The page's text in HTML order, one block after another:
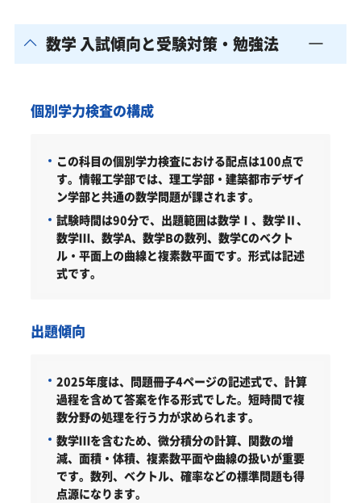
数学 入試傾向と受験対策・勉強法
個別学力検査の構成
この科目の個別学力検査における配点は100点で
す。情報工学部では、理工学部・建築都市デザイ
ン学部と共通の数学問題が課されます。
試験時間は90分で、出題範囲は数学Ⅰ、数学Ⅱ、
数学Ⅲ、数学A、数学Bの数列、数学Cのベクト
ル・平面上の曲線と複素数平面です。形式は記述
式です。
出題傾向
2025年度は、問題冊子4ページの記述式で、計算
過程を含めて答案を作る形式でした。短時間で複
数分野の処理を行う力が求められます。
数学Ⅲを含むため、微分積分の計算、関数の増
減、面積・体積、複素数平面や曲線の扱いが重要
です。数列、ベクトル、確率などの標準問題も得
点源になります。